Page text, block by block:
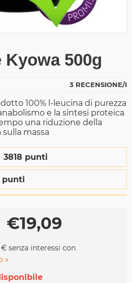
Kyowa 500g
3 RECENSIONE/I
100% l-leucina di purezza
e la sintesi proteica
una riduzione della
massa
3818 punti
punti
€19,09
€ senza interessi con
»